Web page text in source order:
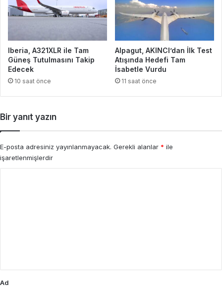
Iberia, A321XLR ile Tam
Güneş Tutulmasını Takip
Edecek
10 saat önce
Alpagut, AKINCI’dan İlk Test
Atışında Hedefi Tam
İsabetle Vurdu
11 saat önce
Bir yanıt yazın
E-posta adresiniz yayınlanmayacak. Gerekli alanlar * ile
işaretlenmişlerdir
Ad